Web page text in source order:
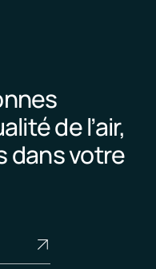
de l’air,
dans votre